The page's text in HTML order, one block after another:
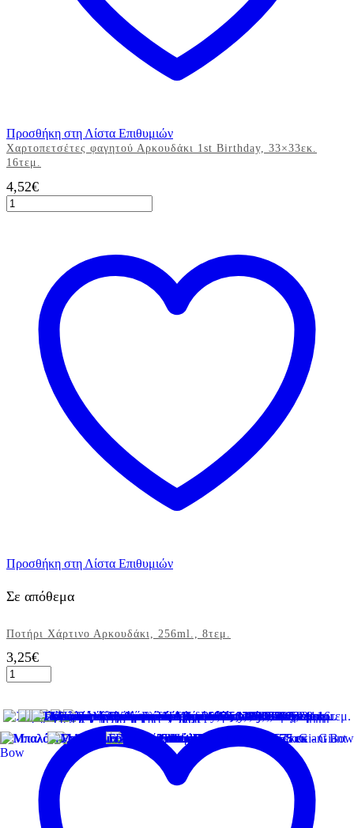
Προσθήκη στη Λίστα Επιθυμιών
Χαρτοπετσέτες φαγητού Αρκουδάκι 1st Birthday, 33×33εκ.
16τεμ.
4,52€
Χαρτοπετσέτες
φαγητού
ποσότητα
Προσθήκη στη Λίστα Επιθυμιών
Σε απόθεμα
Ποτήρι Χάρτινο Αρκουδάκι, 256ml., 8τεμ.
3,25€
Ποτήρι
Χάρτινο
256ml.,
8τεμ.
ποσότητα